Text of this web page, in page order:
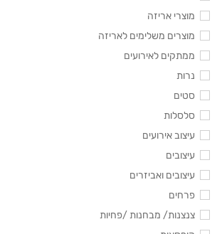
מוצרי אריזה
מוצרים משלימים לאריזה
ממתקים לאירועים
נרות
סטים
סלסלות
עיצוב אירועים
עיצובים
עיצובים ואביזרים
פרחים
צנצנות/ מבחנות /פחיות